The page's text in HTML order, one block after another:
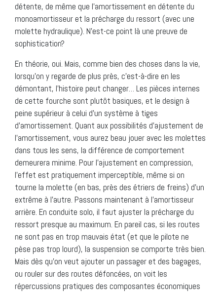
détente, de même que l’amortissement en détente du
monoamortisseur et la précharge du ressort (avec une
molette hydraulique). N’est-ce point là une preuve de
sophistication?
En théorie, oui. Mais, comme bien des choses dans la vie,
lorsqu’on y regarde de plus près, c’est-à-dire en les
démontant, l’histoire peut changer… Les pièces internes
de cette fourche sont plutôt basiques, et le design à
peine supérieur à celui d’un système à tiges
d’amortissement. Quant aux possibilités d’ajustement de
l’amortissement, vous aurez beau jouer avec les molettes
dans tous les sens, la différence de comportement
demeurera minime. Pour l’ajustement en compression,
l’effet est pratiquement imperceptible, même si on
tourne la molette (en bas, près des étriers de freins) d’un
extrême à l’autre. Passons maintenant à l’amortisseur
arrière. En conduite solo, il faut ajuster la précharge du
ressort presque au maximum. En pareil cas, si les routes
ne sont pas en trop mauvais état (et que le pilote ne
pèse pas trop lourd), la suspension se comporte très bien.
Mais dès qu’on veut ajouter un passager et des bagages,
ou rouler sur des routes défoncées, on voit les
répercussions pratiques des composantes économiques